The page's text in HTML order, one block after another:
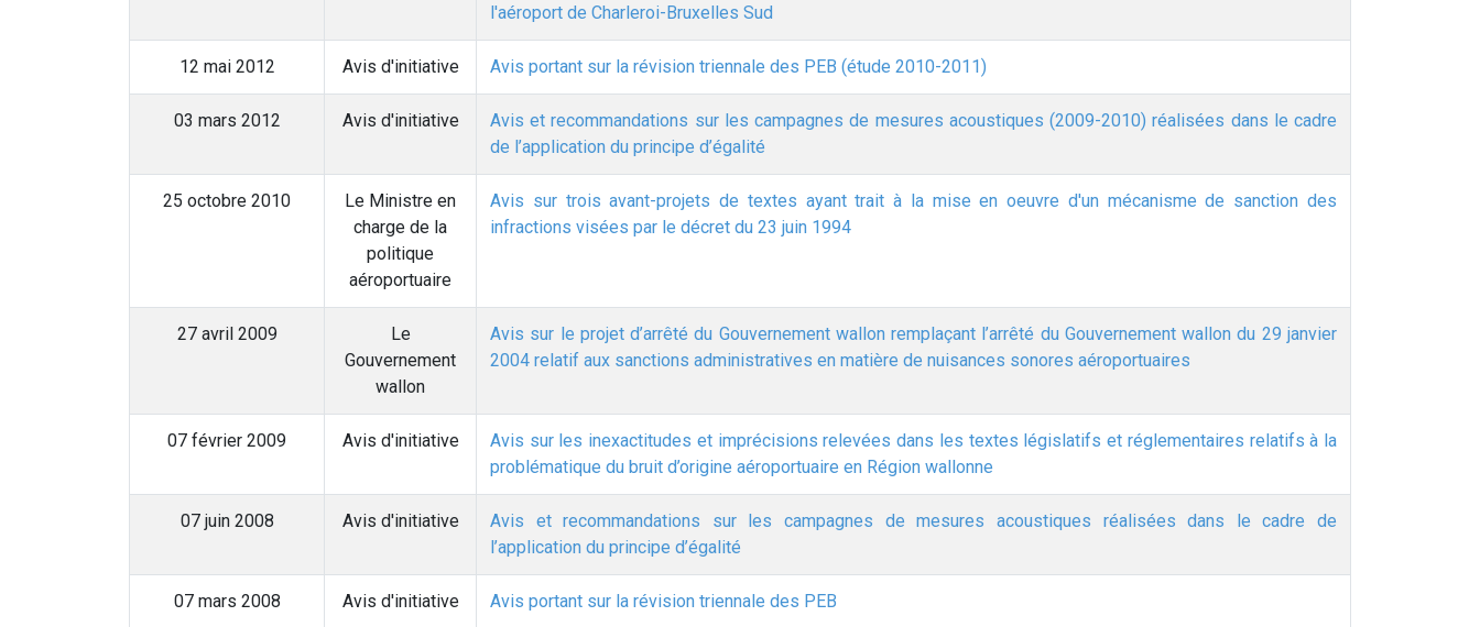
l'aéroport de Charleroi-Bruxelles Sud
12 mai 2012 Avis d'initiative Avis portant sur la révision triennale des PEB (étude 2010-2011)
03 mars 2012 Avis d'initiative
Avis et recommandations sur les campagnes de mesures acoustiques (2009-2010) réalisées dans le cadre
de l’application du principe d’égalité
25 octobre 2010
Le Ministre en
charge de la
politique
aéroportuaire
Avis sur trois avant-projets de textes ayant trait à la mise en oeuvre d'un mécanisme de sanction des
infractions visées par le décret du 23 juin 1994
27 avril 2009
Le
Gouvernement
wallon
Avis sur le projet d’arrêté du Gouvernement wallon remplaçant l’arrêté du Gouvernement wallon du 29 janvier
2004 relatif aux sanctions administratives en matière de nuisances sonores aéroportuaires
07 février 2009 Avis d'initiative
Avis sur les inexactitudes et imprécisions relevées dans les textes législatifs et réglementaires relatifs à la
problématique du bruit d’origine aéroportuaire en Région wallonne
07 juin 2008 Avis d'initiative
Avis et recommandations sur les campagnes de mesures acoustiques réalisées dans le cadre de
l’application du principe d’égalité
07 mars 2008 Avis d'initiative Avis portant sur la révision triennale des PEB